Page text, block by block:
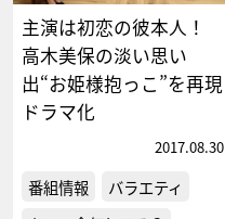
主演は初恋の彼本人！
高木美保の淡い思い
出“お姫様抱っこ”を再現
ドラマ化
2017.08.30
番組情報
バラエティ